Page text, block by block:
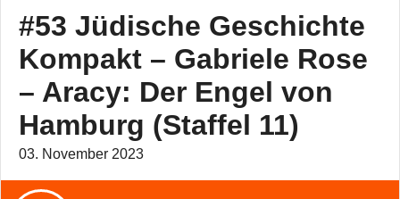
#53 Jüdische Geschichte
Kompakt – Gabriele Rose
– Aracy: Der Engel von
Hamburg (Staffel 11)
03. November 2023